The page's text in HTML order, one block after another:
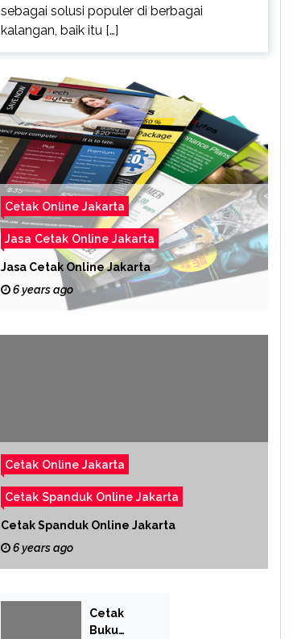
sebagai solusi populer di berbagai
kalangan, baik itu […]
Cetak Online Jakarta
Jasa Cetak Online Jakarta
Jasa Cetak Online Jakarta
6 years ago
Cetak Online Jakarta
Cetak Spanduk Online Jakarta
Cetak Spanduk Online Jakarta
6 years ago
Cetak
Buku